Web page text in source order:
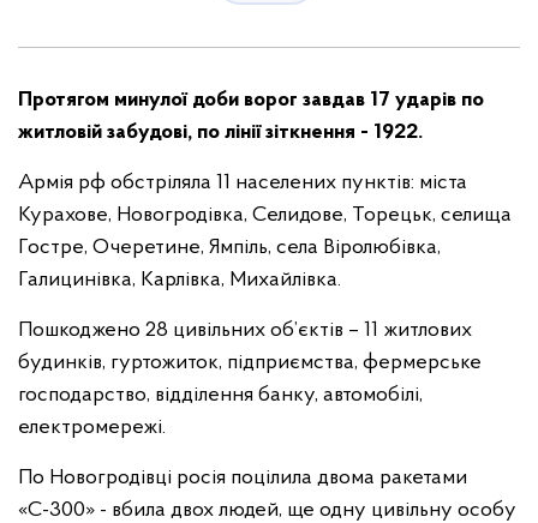
Протягом минулої доби ворог завдав 17 ударів по
житловій забудові, по лінії зіткнення - 1922.
Армія рф обстріляла 11 населених пунктів: міста
Курахове, Новогродівка, Селидове, Торецьк, селища
Гостре, Очеретине, Ямпіль, села Віролюбівка,
Галицинівка, Карлівка, Михайлівка.
Пошкоджено 28 цивільних об’єктів – 11 житлових
будинків, гуртожиток, підприємства, фермерське
господарство, відділення банку, автомобілі,
електромережі.
По Новогродівці росія поцілила двома ракетами
«С-300» - вбила двох людей, ще одну цивільну особу